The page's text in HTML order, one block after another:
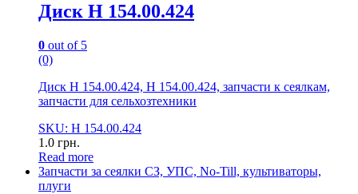
Диск Н 154.00.424
0 out of 5
(0)
Диск Н 154.00.424, Н 154.00.424, запчасти к сеялкам,
запчасти для сельхозтехники
SKU: Н 154.00.424
1.0 грн.
Read more
Запчасти за сеялки СЗ, УПС, No-Till, культиваторы,
плуги